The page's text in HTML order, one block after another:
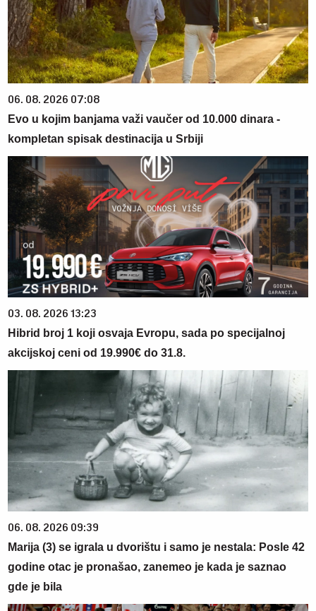
06. 08. 2026 07:08
Evo u kojim banjama važi vaučer od 10.000 dinara -
kompletan spisak destinacija u Srbiji
03. 08. 2026 13:23
Hibrid broj 1 koji osvaja Evropu, sada po specijalnoj
akcijskoj ceni od 19.990€ do 31.8.
06. 08. 2026 09:39
Marija (3) se igrala u dvorištu i samo je nestala: Posle 42
godine otac je pronašao, zanemeo je kada je saznao
gde je bila